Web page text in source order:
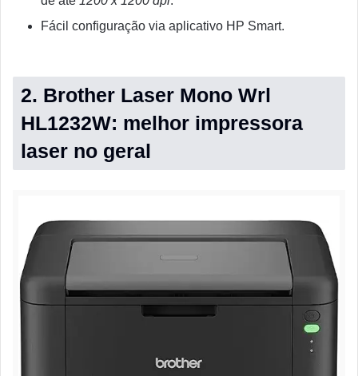
Fácil configuração via aplicativo HP Smart.
2. Brother Laser Mono Wrl
HL1232W: melhor impressora
laser no geral